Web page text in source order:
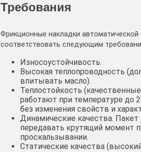
Требования
Фрикционные накладки
соответствовать следующим
Износоустойчивость.
Высокая теплопроводность
впитывать масло).
Теплостойкость
работают при температуре до
без изменения свойств и
Динамические качества.
передавать крутящий момент
проскальзывании.
Статические качества